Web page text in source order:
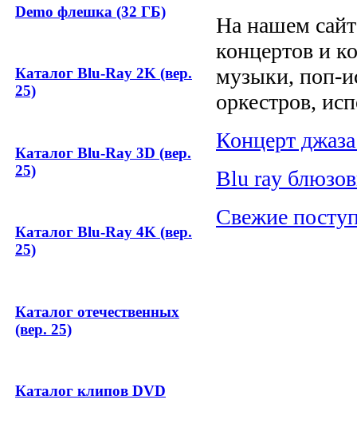
Demo флешка (32 ГБ)
Каталог Blu-Ray 2K (вер.
25)
Каталог Blu-Ray 3D (вер.
25)
Каталог Blu-Ray 4K (вер.
25)
Каталог отечественных
(вер. 25)
Каталог клипов DVD
На нашем
концертов и
музыки, поп-
оркестров,
Концерт
Blu ray
Свежие